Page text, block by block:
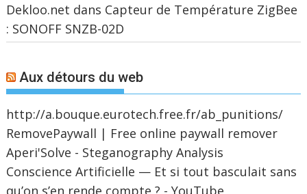
Dekloo.net dans Capteur de Température ZigBee
: SONOFF SNZB-02D
Aux détours du web
http://a.bouque.eurotech.free.fr/ab_punitions/
RemovePaywall | Free online paywall remover
Aperi'Solve - Steganography Analysis
Conscience Artificielle — Et si tout basculait sans